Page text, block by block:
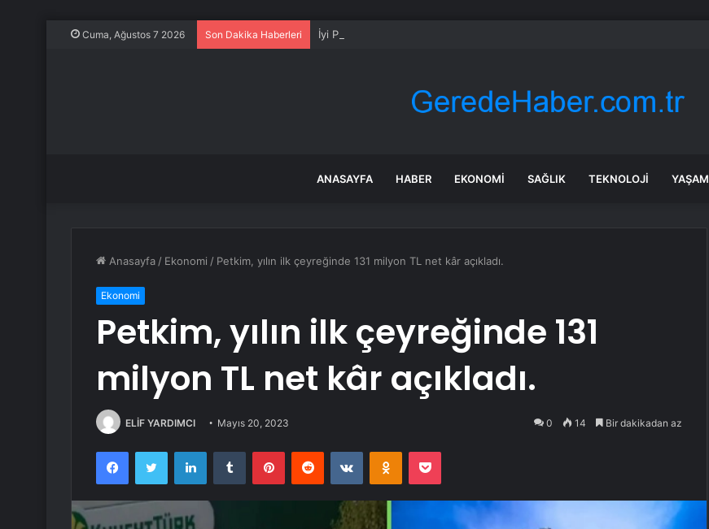
Cuma, Ağustos 7 2026 Son Dakika Haberleri İyi Parti Genel Başkanı Dervişoğlu, Tüsiad Yöneticileri ile Bir Araya Geldi
ANASAYFA HABER EKONOMI SAĞLIK TEKNOLOJI YAŞAM
Anasayfa / Ekonomi / Petkim, yılın ilk çeyreğinde 131 milyon TL net kâr açıkladı.
Ekonomi
Petkim, yılın ilk çeyreğinde 131
milyon TL net kâr açıkladı.
ELİF YARDIMCI Mayıs 20, 2023 0 14 Bir dakikadan az
FacebookTwitter LinkedInTumblr PinterestReddit VKontakteOdnoklassniki
Pocket